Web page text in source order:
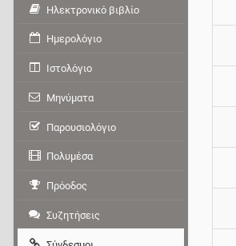
Ηλεκτρονικό βιβλίο
Ημερολόγιο
Ιστολόγιο
Μηνύματα
Παρουσιολόγιο
Πολυμέσα
Πρόοδος
Συζητήσεις